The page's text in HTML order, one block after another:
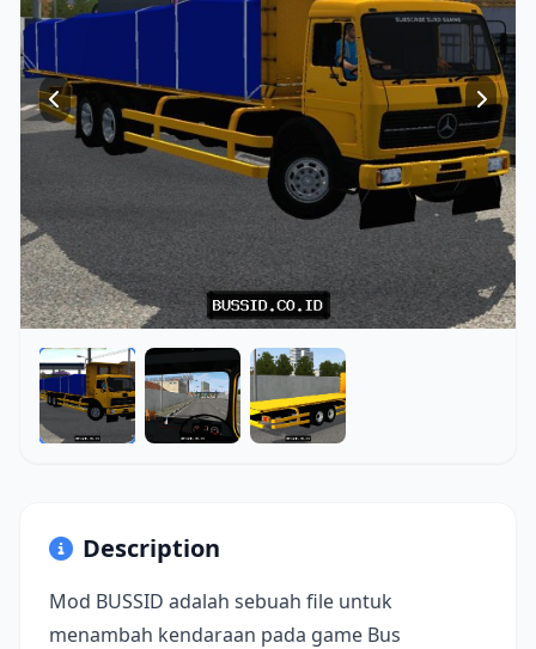
Description
Mod BUSSID adalah sebuah file untuk
menambah kendaraan pada game Bus